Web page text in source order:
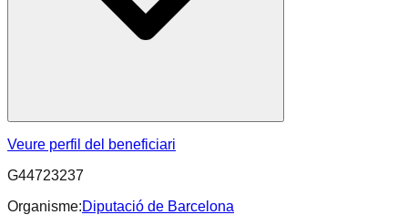
Veure perfil del beneficiari
G44723237
Organisme:Diputació de Barcelona